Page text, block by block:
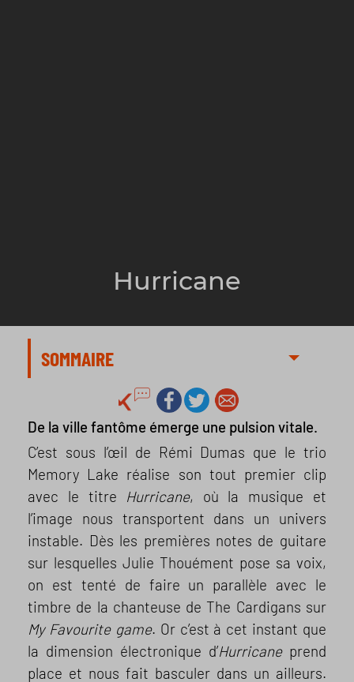
Hurricane
SOMMAIRE
De la ville fantôme émerge une pulsion vitale.
C’est sous l’œil de Rémi Dumas que le trio
Memory Lake réalise son tout premier clip
avec le titre Hurricane, où la musique et
l’image nous transportent dans un univers
instable. Dès les premières notes de guitare
sur lesquelles Julie Thouément pose sa voix,
on est tenté de faire un parallèle avec le
timbre de la chanteuse de The Cardigans sur
My Favourite game. Or c’est à cet instant que
la dimension électronique d’Hurricaneprend
place et nous fait basculer dans un ailleurs.